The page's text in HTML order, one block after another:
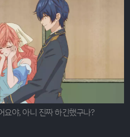
요야, 아니 진짜 하긴했구나?